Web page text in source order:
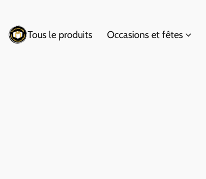
Tous le produits Occasions et fêtes